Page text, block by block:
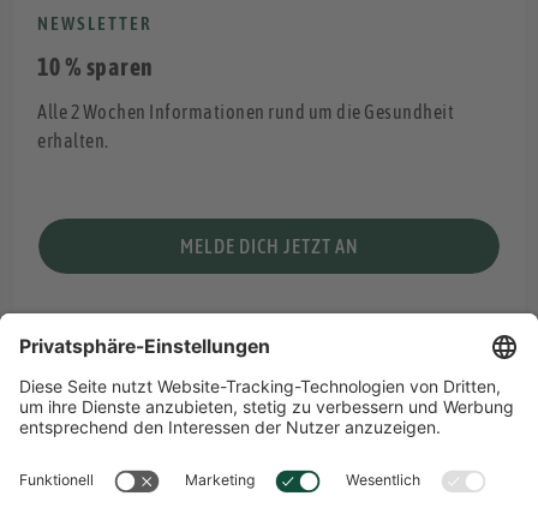
NEWSLETTER
10 % sparen
Alle 2 Wochen Informationen rund um die Gesundheit
erhalten.
MELDE DICH JETZT AN
DEUTSCH